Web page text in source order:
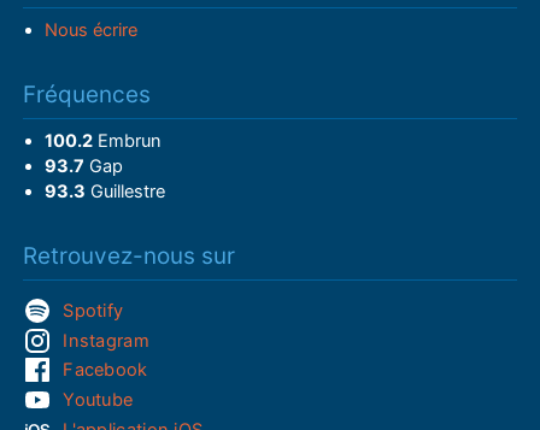
Nous écrire
Fréquences
100.2Embrun
93.7 Gap
93.3 Guillestre
Retrouvez-nous sur
Spotify
Instagram
Facebook
Youtube